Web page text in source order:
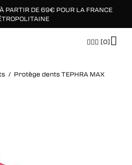
PARTIR DE 69€ POUR LA FRANCE
[0]
/ Protège dents TEPHRA MAX